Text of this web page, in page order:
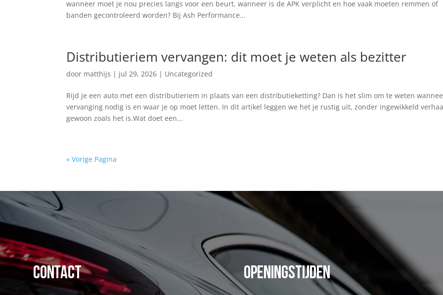
wanneer moet je nou precies langs voor een beurt, wanneer is de APK verplicht en hoe vaak moeten remmen of
banden gecontroleerd worden? Bij Ash Performance...
Distributieriem vervangen: dit moet je weten als bezitter
door matthijs | jul 29, 2026 | Uncategorized
Rijd je een auto met een distributieriem in plaats van een distributieketting? Dan is het slim om te weten
vervanging nodig is en waar je op moet letten. In dit artikel leggen we het je rustig uit, zonder ingewikkeld
gewoon zoals het is.Wat doet een...
« Vorige Pagina
Contact Openingstijden